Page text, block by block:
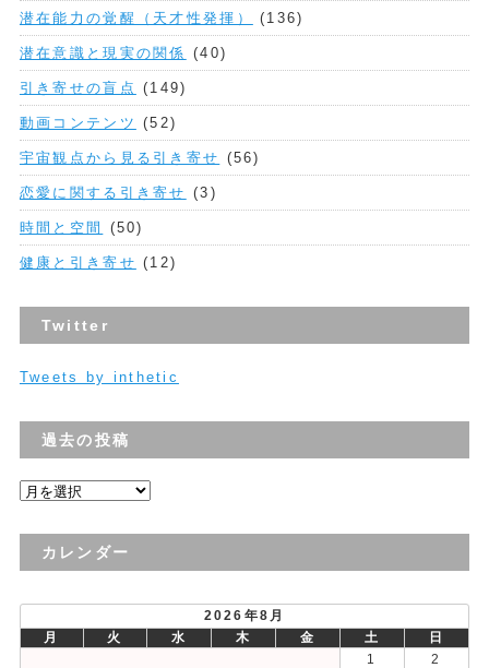
潜在能力の覚醒（天才性発揮） (136)
潜在意識と現実の関係 (40)
引き寄せの盲点 (149)
動画コンテンツ (52)
宇宙観点から見る引き寄せ (56)
恋愛に関する引き寄せ (3)
時間と空間 (50)
健康と引き寄せ (12)
Twitter
Tweets by inthetic
過去の投稿
過
の
カレンダー
2026年8月
月
火 水 木 金 土
日
1
2